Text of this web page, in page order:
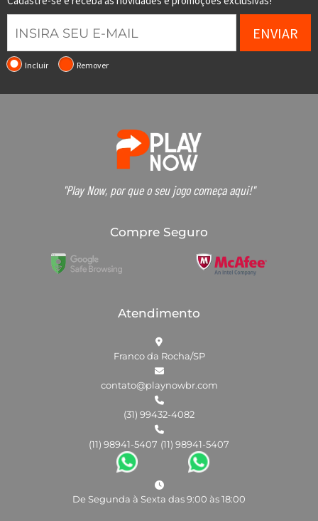
ENVIAR
Incluir Remover
"Play Now, por que o seu jogo começa aqui!"
Compre Seguro
Atendimento
Franco da Rocha/SP
contato@playnowbr.com
(31) 99432-4082
(11) 98941-5407 (11) 98941-5407
De Segunda à Sexta das 9:00 às 18:00